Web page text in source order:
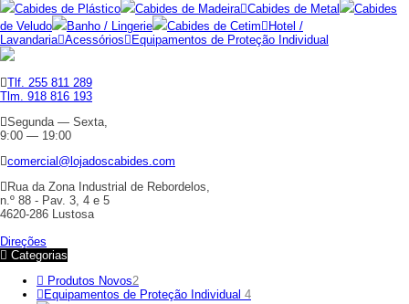
Cabides de Plástico
Cabides de Madeira Cabides de Metal
Cabides
de Veludo
Banho / Lingerie Cabides de Cetim
Hotel /
Lavandaria Acessórios Equipamentos de Proteção Individual
Tlf. 255 811 289
Tlm. 918 816 193
Segunda — Sexta,
9:00 — 19:00
comercial@lojadoscabides.com
Rua da Zona Industrial de Rebordelos,
n.º 88 - Pav. 3, 4 e 5
4620-286 Lustosa
Direções
Categorias
Produtos Novos2
Equipamentos de Proteção Individual 4